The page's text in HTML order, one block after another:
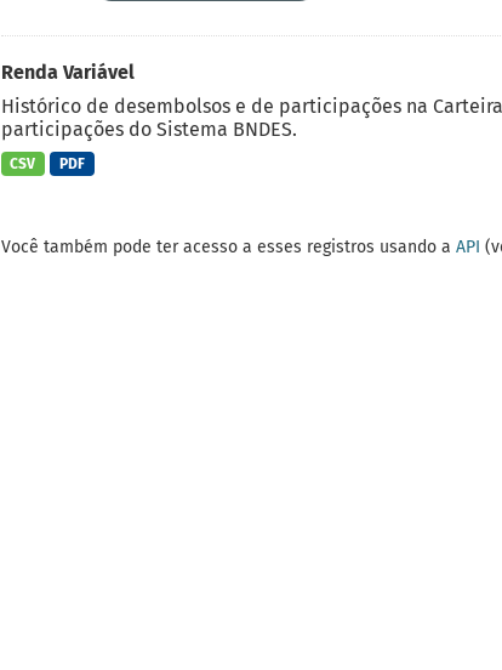
Renda Variável
Histórico de desembolsos e de participações na
participações do Sistema BNDES.
CSV PDF
Você também pode ter acesso a esses registros usando a API